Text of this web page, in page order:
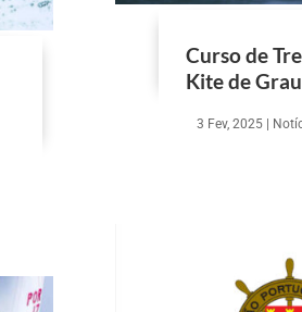
Curso de
Kite de
3 Fev, 2025